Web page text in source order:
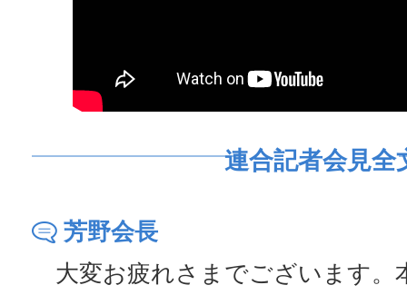
連合記者会見全
芳野会長
大変お疲れさまでございます。